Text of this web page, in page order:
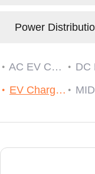
Power
AC EV Charger DC Fast EV
EV Charging Cable Plug and Socket
MID